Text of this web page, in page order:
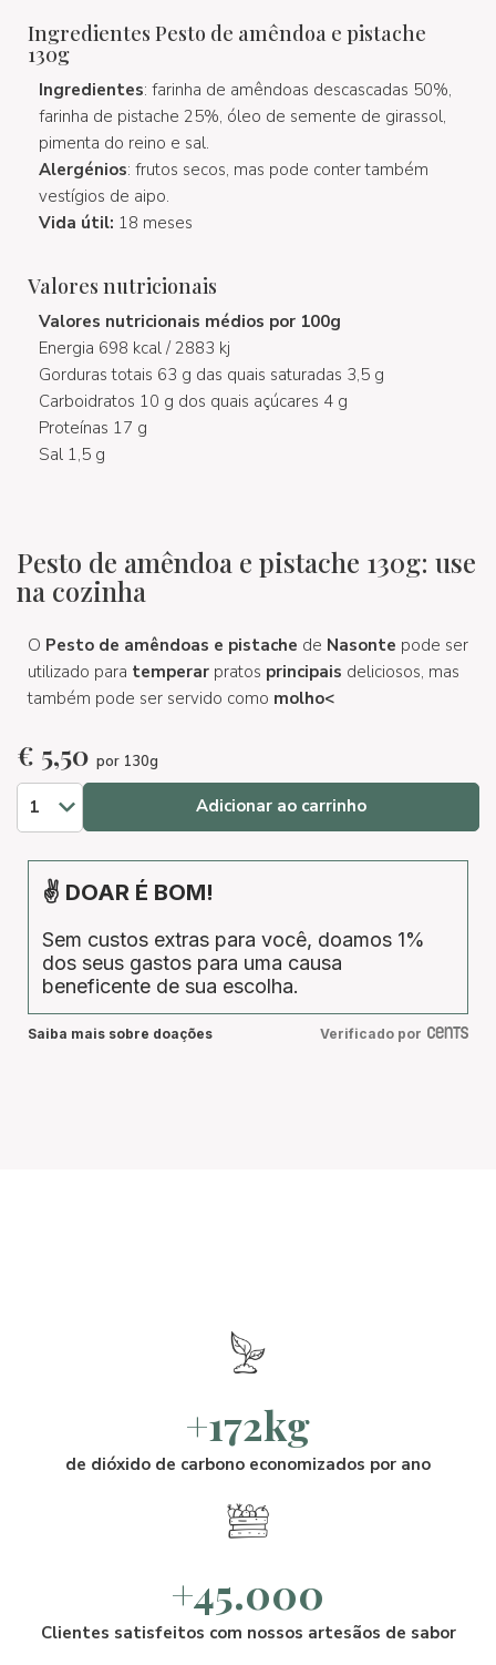
Ingredientes Pesto de amêndoa e pistache
130g
Ingredientes: farinha de amêndoas descascadas 50%,
farinha de pistache 25%, óleo de semente de girassol,
pimenta do reino e sal.
Alergénios: frutos secos, mas pode conter também
vestígios de aipo.
Vida útil: 18 meses
Valores nutricionais
Valores nutricionais médios por 100g
Energia 698 kcal / 2883 kj
Gorduras totais 63 g das quais saturadas 3,5 g
Carboidratos 10 g dos quais açúcares 4 g
Proteínas 17 g
Sal 1,5 g
Pesto de amêndoa e pistache 130g: use
na cozinha
O Pesto de amêndoas e pistache de Nasonte pode ser
utilizado para temperar pratos principais deliciosos, mas
também pode ser servido como molho<
€ 5,50 por 130g
Adicionar ao carrinho
✌ DOAR É BOM!
Sem custos extras para você, doamos 1%
dos seus gastos para uma causa
beneficente de sua escolha.
Saiba mais sobre doações Verificado por
+172kg
de dióxido de carbono economizados por ano
+45.000
Clientes satisfeitos com nossos artesãos de sabor